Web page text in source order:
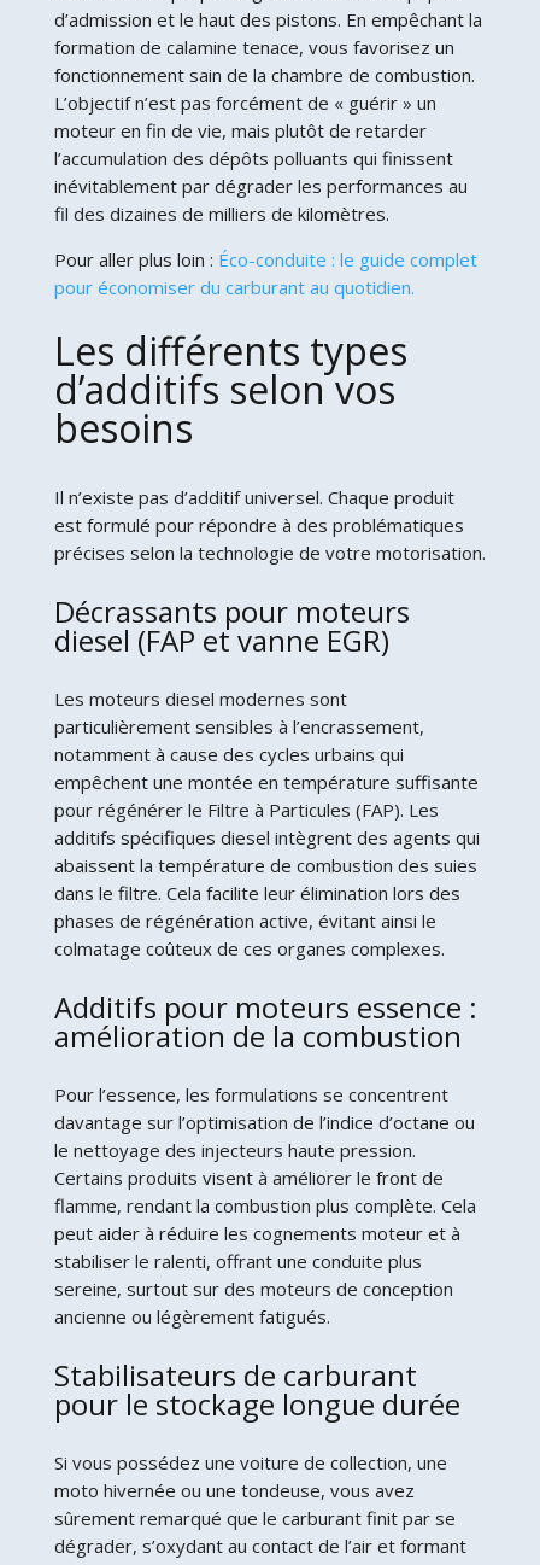
d’admission et le haut des pistons. En empêchant la
formation de calamine tenace, vous favorisez un
fonctionnement sain de la chambre de combustion.
L’objectif n’est pas forcément de « guérir » un
moteur en fin de vie, mais plutôt de retarder
l’accumulation des dépôts polluants qui finissent
inévitablement par dégrader les performances au
fil des dizaines de milliers de kilomètres.
Pour aller plus loin : Éco-conduite : le guide complet
pour économiser du carburant au quotidien.
Les différents types
d’additifs selon vos
besoins
Il n’existe pas d’additif universel. Chaque produit
est formulé pour répondre à des problématiques
précises selon la technologie de votre motorisation.
Décrassants pour moteurs
diesel (FAP et vanne EGR)
Les moteurs diesel modernes sont
particulièrement sensibles à l’encrassement,
notamment à cause des cycles urbains qui
empêchent une montée en température suffisante
pour régénérer le Filtre à Particules (FAP). Les
additifs spécifiques diesel intègrent des agents qui
abaissent la température de combustion des suies
dans le filtre. Cela facilite leur élimination lors des
phases de régénération active, évitant ainsi le
colmatage coûteux de ces organes complexes.
Additifs pour moteurs essence :
amélioration de la combustion
Pour l’essence, les formulations se concentrent
davantage sur l’optimisation de l’indice d’octane ou
le nettoyage des injecteurs haute pression.
Certains produits visent à améliorer le front de
flamme, rendant la combustion plus complète. Cela
peut aider à réduire les cognements moteur et à
stabiliser le ralenti, offrant une conduite plus
sereine, surtout sur des moteurs de conception
ancienne ou légèrement fatigués.
Stabilisateurs de carburant
pour le stockage longue durée
Si vous possédez une voiture de collection, une
moto hivernée ou une tondeuse, vous avez
sûrement remarqué que le carburant finit par se
dégrader, s’oxydant au contact de l’air et formant